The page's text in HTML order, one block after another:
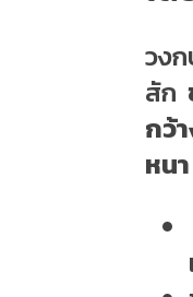
วง
สัก
กว้
หน